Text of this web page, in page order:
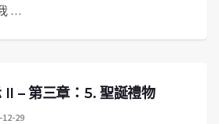
…
II – 第三章：5. 聖誕禮物
12-29